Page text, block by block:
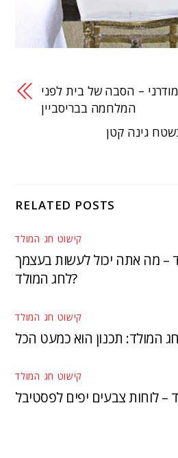
– הסבה של בית לפני
המלחמה בבריסביין
גינה קטן
RELATED POSTS
קישוט חג המולד
– מה אתה יכול לעשות בעצמך
לחג המולד?
קישוט חג המולד
חג המולד: תכנון הוא כמעט הכל
קישוט חג המולד
– לוחות צבעים יפים לפסטיבל